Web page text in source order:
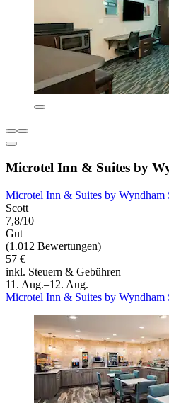
Microtel Inn & Suites by
Microtel Inn & Suites by Wyndham
Scott
7,8/10
Gut
(1.012 Bewertungen)
57 €
inkl. Steuern & Gebühren
11. Aug.–12. Aug.
Microtel Inn & Suites by Wyndham